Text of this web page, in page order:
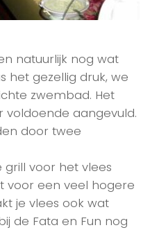
natuurlijk nog wat
het gezellig druk, we
zwembad. Het
aangevuld.
door twee
voor het vlees
voor een veel hogere
je vlees ook wat
de Fata en Fun nog